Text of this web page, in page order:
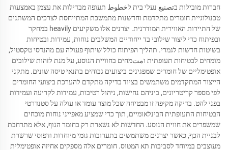
חברות מובילות בتصنيع נעלי בית לخطوط תעופה מבדילות את עצמן באמצעות
טכנולוגיית חומרים מתקדמת וחדשנות מתמשכת המתייחסת לצרכים המשתנים
של התיירות האווירית המודרנית. יצרנים אלו משקיעים heavily במחקר
ובפיתוח כדי ליצור שילובי בד ייחודיים המשלבים נוחות, עמידות ובטיחות
בשיטות חדשות לגמרי. תהליך הפיתוח כולל שיתוף פעולה עם מהנדסי טקסטיל,
מומחים לבטיחות תעופתית וمتמחים בחוויית הנוסע, על מנת לזהות שילובים
אופטימליים של חומרים שמפגינים ביצועים גבוהים בתנאי טיסה שונים. מתקני
הייצור המתקדמים משתמשים בציוד בדיקה מתקדם להערכת ביצועי החומרים
לפי מספר קריטריונים, ביניהם נחישות, ניהול רטיבות, עמידות לקריעה ועמידות
בפני להט. בדיקה מקיפה זו מבטיחה שכל מוצר עומד או עולה על סטנדרטי
הבטיחות התעופתית הבינלאומיים, תוך כדי שמציע מאפייני נוחות מוכחים
שמשפרים את חווית הנוסע. החדשות לא נשארת רק בחומר הגוף, אלא מתרחבת
לבניית הכף, כאשר יצרנים משתמשים בתערובות גומי מיוחדות ודפוסי שרשרת
מעוצבים במיוחד לסביבות תא המטוס. חומרים אלה מספקים אחיזה אופטימלית